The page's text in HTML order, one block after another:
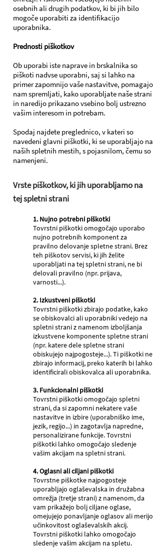
osebnih ali drugih podatkov, ki bi jih bilo
mogoče uporabiti za identifikacijo
uporabnika.
Prednosti piškotkov
Ob uporabi iste naprave in brskalnika so
piškoti nadvse uporabni, saj si lahko na
primer zapomnijo vaše nastavitve, pomagajo
nam spremljati, kako uporabljate naše strani
in naredijo prikazano vsebino bolj ustrezno
vašim interesom in potrebam.
Spodaj najdete preglednico, v kateri so
navedeni glavni piškotki, ki se uporabljajo na
naših spletnih mestih, s pojasnilom, čemu so
namenjeni.
Vrste piškotkov, ki jih uporabljamo na
tej spletni strani
1. Nujno potrebni piškotki
Tovrstni piškotki omogočajo uporabo
nujno potrebnih komponent za
pravilno delovanje spletne strani. Brez
teh piškotov servisi, ki jih želite
uporabljati na tej spletni strani, ne bi
delovali pravilno (npr. prijava,
varnosti...).
2. Izkustveni piškotki
Tovrstni piškotki zbirajo podatke, kako
se obiskovalci ali uporabniki vedejo na
spletni strani z namenom izboljšanja
izkustvene komponente spletne strani
(npr. katere dele spletne strani
obiskujejo najpogosteje...). Ti piškotki ne
zbirajo informacij, preko katerih bi lahko
identificirali obiskovalca ali uporabnika.
3. Funkcionalni piškotki
Tovrstni piškotki omogočajo spletni
strani, da si zapomni nekatere vaše
nastavitve in izbire (uporabniško ime,
jezik, regijo...) in zagotavlja napredne,
personalizirane funkcije. Tovrstni
piškotki lahko omogočajo sledenje
vašim akcijam na spletni strani.
4. Oglasni ali ciljani piškotki
Tovrstne piškotke najpogosteje
uporabljajo oglaševalska in družabna
omrežja (tretje strani) z namenom, da
vam prikažejo bolj ciljane oglase,
omejujejo ponavljanje oglasov ali merijo
učinkovitost oglaševalskih akcij.
Tovrstni piškotki lahko omogočajo
sledenje vašim akcijam na spletu.